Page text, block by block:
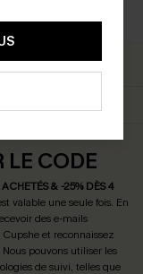
LE CODE
ACHETÉS & -25% DÈS 4
valable une seule fois. En
des e-mails
et reconnaissez
Nous pouvons utiliser les
de suivi, telles que